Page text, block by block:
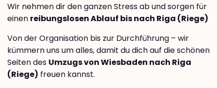
Wir nehmen dir den ganzen Stress ab und sorgen für
einen reibungslosen Ablauf bis nach Riga (Riege)
Von der Organisation bis zur Durchführung – wir
kümmern uns um alles, damit du dich auf die schönen
Seiten des Umzugs von Wiesbaden nach Riga
(Riege) freuen kannst.